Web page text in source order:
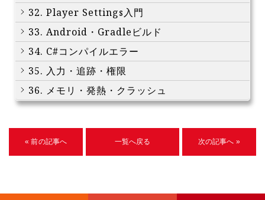
32. Player Settings入門
33. Android・Gradleビルド
34. C#コンパイルエラー
35. 入力・追跡・権限
36. メモリ・発熱・クラッシュ
« 前の記事へ 一覧へ戻る 次の記事へ »